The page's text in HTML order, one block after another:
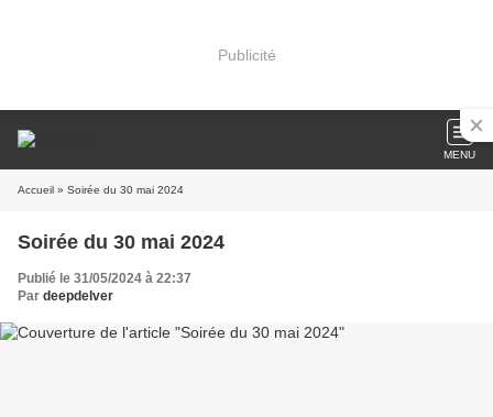
Publicité
MENU
Accueil » Soirée du 30 mai 2024
Soirée du 30 mai 2024
Publié le 31/05/2024 à 22:37
Par deepdelver